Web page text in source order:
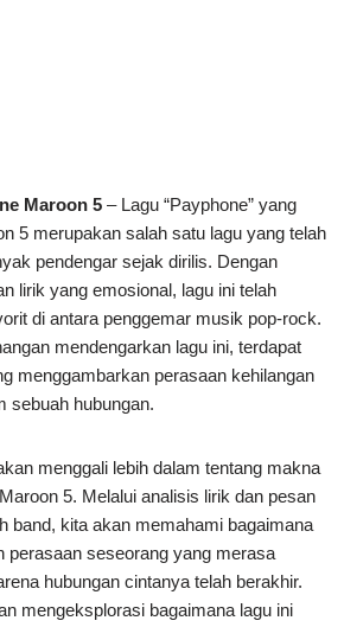
Maroon 5 – Lagu “Payphone” yang
5 merupakan salah satu lagu yang telah
pendengar sejak dirilis. Dengan
lirik yang emosional, lagu ini telah
di antara penggemar musik pop-rock.
mendengarkan lagu ini, terdapat
menggambarkan perasaan kehilangan
sebuah hubungan.
menggali lebih dalam tentang makna
5. Melalui analisis lirik dan pesan
band, kita akan memahami bagaimana
perasaan seseorang yang merasa
hubungan cintanya telah berakhir.
mengeksplorasi bagaimana lagu ini